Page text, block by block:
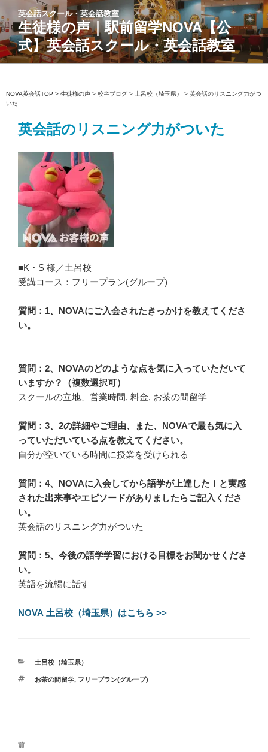
ン
テ
ン
ツ
ス
キ
英会話スクール・英会話教室
生徒様の声｜駅前留学NOVA【公
式】英会話スクール・英会話教室
NOVA英会話TOP > 生徒様の声 > 校舎ブログ > 土呂校（埼玉県） > 英会話のリスニング力がつ
いた
英会話のリスニング力がついた
■K・S 様／土呂校
受講コース：フリープラン(グループ)
質問：1、NOVAにご入会されたきっかけを教えてくださ
い。
質問：2、NOVAのどのような点を気に入っていただいて
いますか？（複数選択可）
スクールの立地、営業時間, 料金, お茶の間留学
質問：3、2の詳細やご理由、また、NOVAで最も気に入
っていただいている点を教えてください。
自分が空いている時間に授業を受けられる
質問：4、NOVAに入会してから語学が上達した！と実感
された出来事やエピソードがありましたらご記入くださ
い。
英会話のリスニング力がついた
質問：5、今後の語学学習における目標をお聞かせくださ
い。
英語を流暢に話す
NOVA 土呂校（埼玉県）はこちら >>
カ
ゴ
土呂校（埼玉県）
タ
お茶の間留学, フリープラン(グループ)
投
過
前